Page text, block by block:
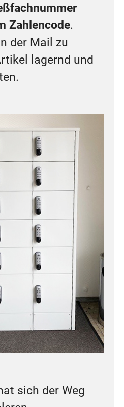
Zahlencode.
der Mail zu
lagernd und
sich der Weg